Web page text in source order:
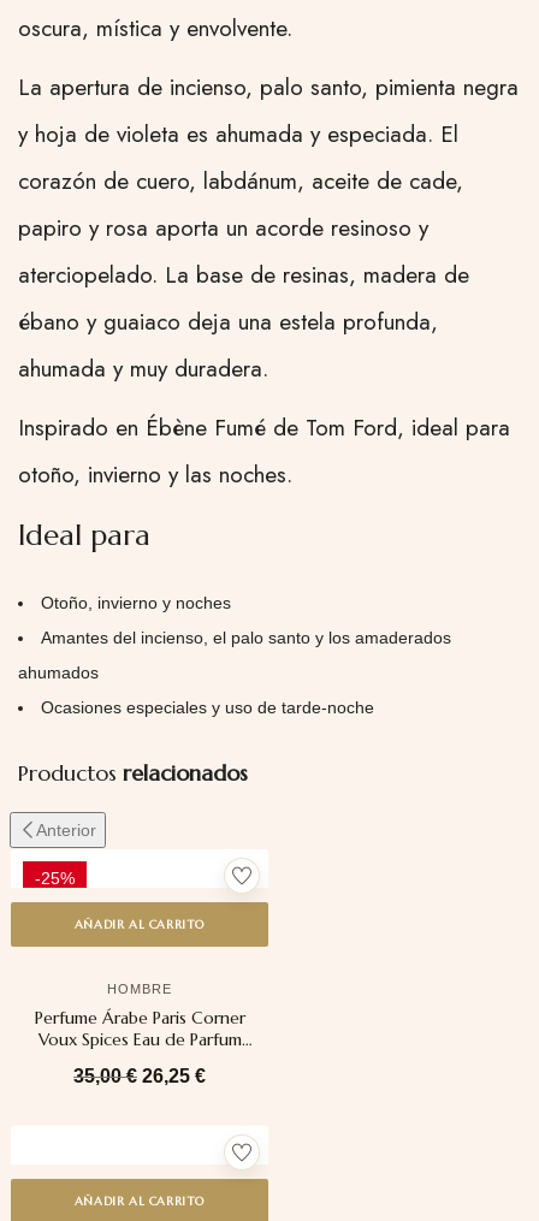
oscura, mística y envolvente.
La apertura de incienso, palo santo, pimienta negra
y hoja de violeta es ahumada y especiada. El
corazón de cuero, labdánum, aceite de cade,
papiro y rosa aporta un acorde resinoso y
aterciopelado. La base de resinas, madera de
ébano y guaiaco deja una estela profunda,
ahumada y muy duradera.
Inspirado en Ébène Fumé de Tom Ford, ideal para
otoño, invierno y las noches.
Ideal para
Otoño, invierno y noches
Amantes del incienso, el palo santo y los amaderados
ahumados
Ocasiones especiales y uso de tarde-noche
Productos relacionados
Anterior
-25%
AÑADIR AL CARRITO
HOMBRE
Perfume Árabe Paris Corner
Voux Spices Eau de Parfum
35,00€ 26,25 €
AÑADIR AL CARRITO